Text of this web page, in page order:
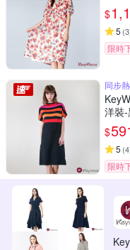
$
5 (3
限時
同步
洋裝
$
5 (4
限時